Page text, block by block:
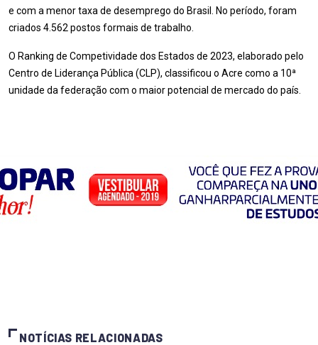
e com a menor taxa de desemprego do Brasil. No período, foram
criados 4.562 postos formais de trabalho.
O Ranking de Competividade dos Estados de 2023, elaborado pelo
Centro de Liderança Pública (CLP), classificou o Acre como a 10ª
unidade da federação com o maior potencial de mercado do país.
NOTÍCIAS RELACIONADAS